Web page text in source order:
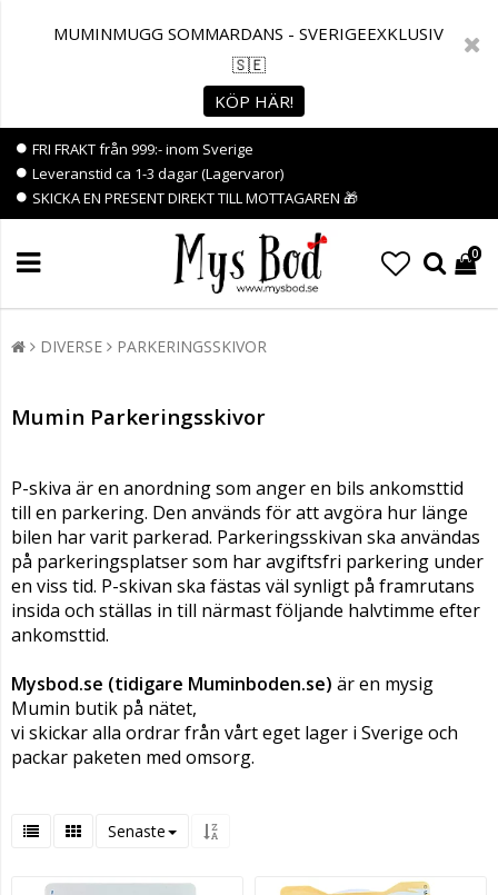
MUMINMUGG SOMMARDANS - SVERIGEEXKLUSIV
🇸🇪
KÖP HÄR!
FRI FRAKT från 999:- inom Sverige
Leveranstid ca 1-3 dagar (Lagervaror)
SKICKA EN PRESENT DIREKT TILL MOTTAGAREN 🎁
0
DIVERSE PARKERINGSSKIVOR
Mumin Parkeringsskivor
P-skiva är en anordning som anger en bils ankomsttid
till en parkering. Den används för att avgöra hur länge
bilen har varit parkerad. Parkeringsskivan ska användas
på parkeringsplatser som har avgiftsfri parkering under
en viss tid. P-skivan ska fästas väl synligt på framrutans
insida och ställas in till närmast följande halvtimme efter
ankomsttid.
Mysbod.se (tidigare Muminboden.se) är en mysig
Mumin butik på nätet,
vi skickar alla ordrar från vårt eget lager i Sverige och
packar paketen med omsorg.
Senaste